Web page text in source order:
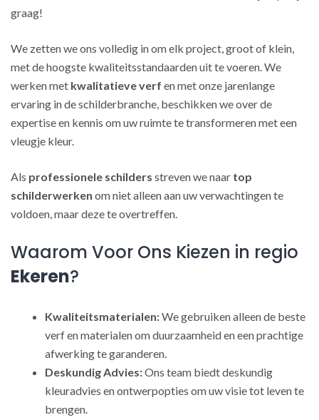
graag!
We zetten we ons volledig in om elk project, groot of klein,
met de hoogste kwaliteitsstandaarden uit te voeren. We
werken met kwalitatieve verf en met onze jarenlange
ervaring in de schilderbranche, beschikken we over de
expertise en kennis om uw ruimte te transformeren met een
vleugje kleur.
Als professionele schilders streven we naar top
schilderwerken om niet alleen aan uw verwachtingen te
voldoen, maar deze te overtreffen.
Waarom Voor Ons Kiezen in regio
Ekeren?
Kwaliteitsmaterialen:We gebruiken alleen de beste
verf en materialen om duurzaamheid en een prachtige
afwerking te garanderen.
Deskundig Advies:Ons team biedt deskundig
kleuradvies en ontwerpopties om uw visie tot leven te
brengen.